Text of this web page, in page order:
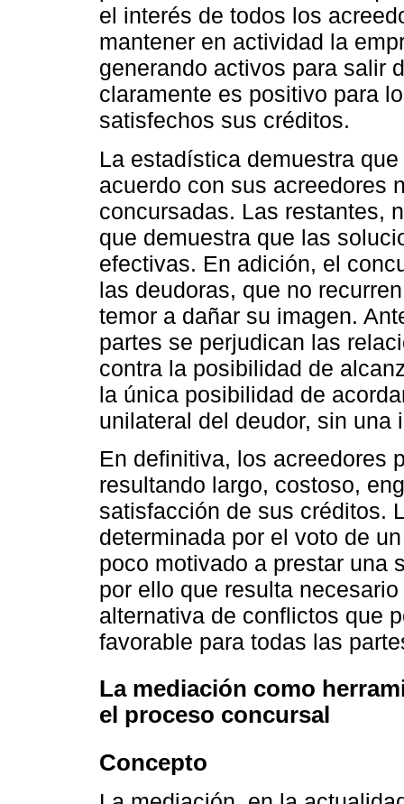
el interés de todos los
mantener en actividad la
generando activos para salir
claramente es positivo para
satisfechos sus créditos.
La estadística demuestra
acuerdo con sus acreedores
concursadas. Las restantes,
que demuestra que las
efectivas. En adición, el
las deudoras, que no
temor a dañar su imagen.
partes se perjudican las
contra la posibilidad de
la única posibilidad de
unilateral del deudor, sin una
En definitiva, los acreedores
resultando largo, costoso,
satisfacción de sus créditos.
determinada por el voto de
poco motivado a prestar una
por ello que resulta
alternativa de conflictos que
favorable para todas las
La mediación como
el proceso concursal
Concepto